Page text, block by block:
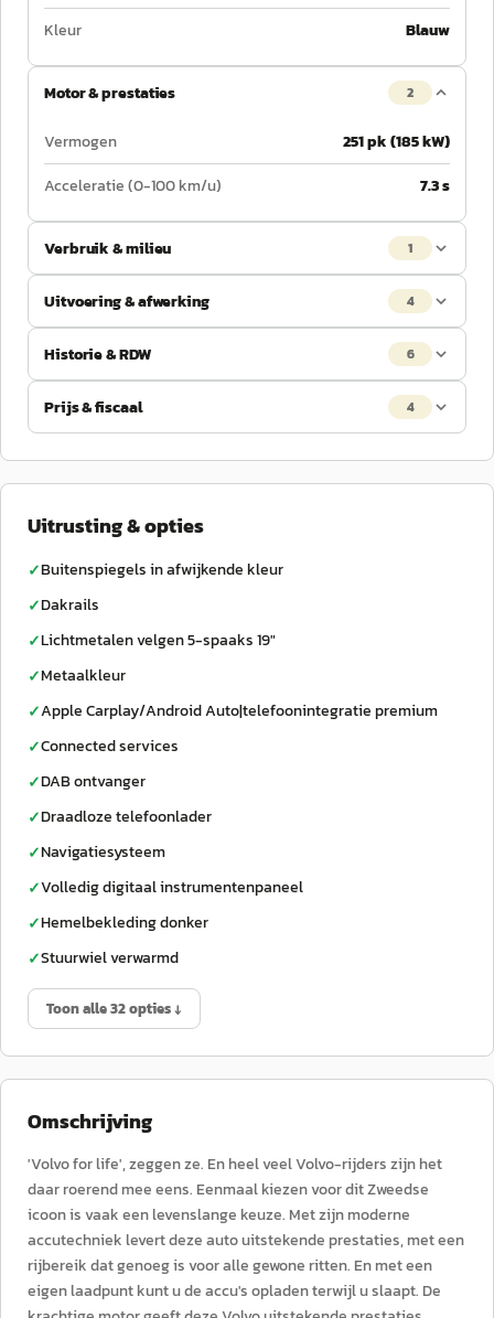
Kleur
Blauw
Motor & prestaties 2
Vermogen
251 pk (185 kW)
Acceleratie (0-100 km/u)
7.3 s
Verbruik & milieu 1
Uitvoering & afwerking 4
Historie & RDW 6
Prijs & fiscaal 4
Uitrusting & opties
✓Buitenspiegels in afwijkende kleur
✓Dakrails
✓Lichtmetalen velgen 5-spaaks 19"
✓Metaalkleur
✓Apple Carplay/Android Auto|telefoonintegratie premium
✓Connected services
✓DAB ontvanger
✓Draadloze telefoonlader
✓Navigatiesysteem
✓Volledig digitaal instrumentenpaneel
✓Hemelbekleding donker
✓Stuurwiel verwarmd
Toon alle 32 opties ↓
Omschrijving
'Volvo for life', zeggen ze. En heel veel Volvo-rijders zijn het
daar roerend mee eens. Eenmaal kiezen voor dit Zweedse
icoon is vaak een levenslange keuze. Met zijn moderne
accutechniek levert deze auto uitstekende prestaties, met een
rijbereik dat genoeg is voor alle gewone ritten. En met een
eigen laadpunt kunt u de accu's opladen terwijl u slaapt. De